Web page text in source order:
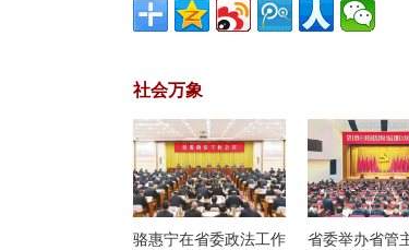
社会万象
骆惠宁在省委政法工作 省委举办省管